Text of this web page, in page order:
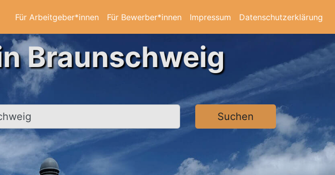
Für Arbeitgeber*innen Für Bewerber*innen Impressum Datenschutzerklärung
Braunschweig
Suchen